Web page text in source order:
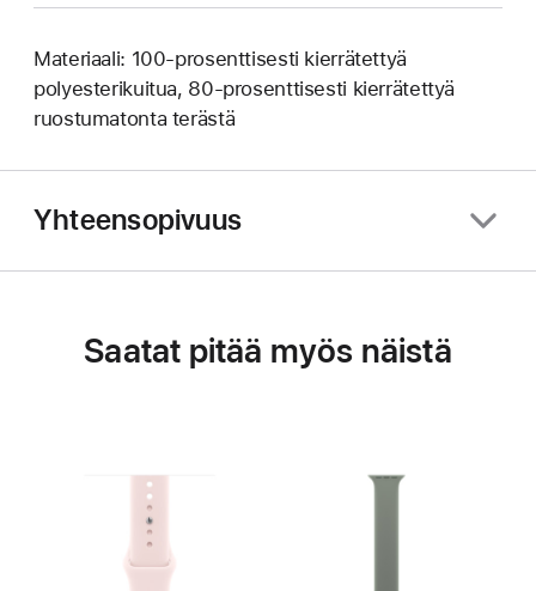
Materiaali: 100-prosenttisesti kierrätettyä
polyesterikuitua, 80-prosenttisesti kierrätettyä
ruostumatonta terästä
Yhteensopivuus
Saatat pitää myös näistä